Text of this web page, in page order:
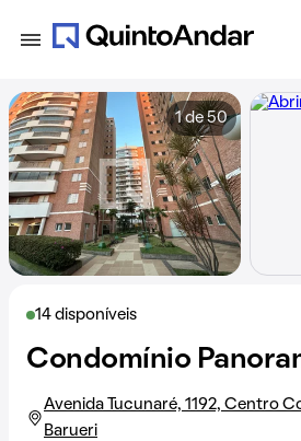
14 disponíveis
Condomínio
Avenida Tucunaré, 1192, Centro
Barueri
1 de 50